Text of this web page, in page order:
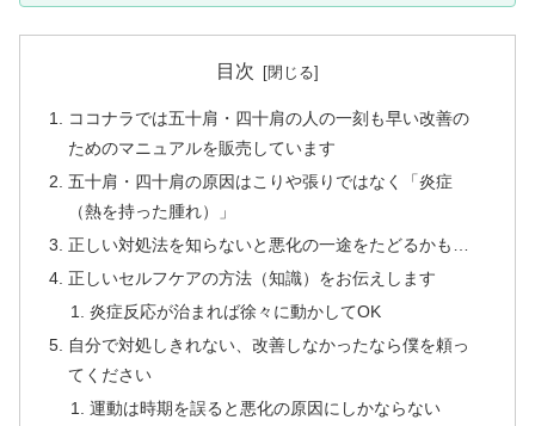
目次
ココナラでは五十肩・四十肩の人の一刻も早い改善の
ためのマニュアルを販売しています
五十肩・四十肩の原因はこりや張りではなく「炎症
（熱を持った腫れ）」
正しい対処法を知らないと悪化の一途をたどるかも…
正しいセルフケアの方法（知識）をお伝えします
炎症反応が治まれば徐々に動かしてOK
自分で対処しきれない、改善しなかったなら僕を頼っ
てください
運動は時期を誤ると悪化の原因にしかならない